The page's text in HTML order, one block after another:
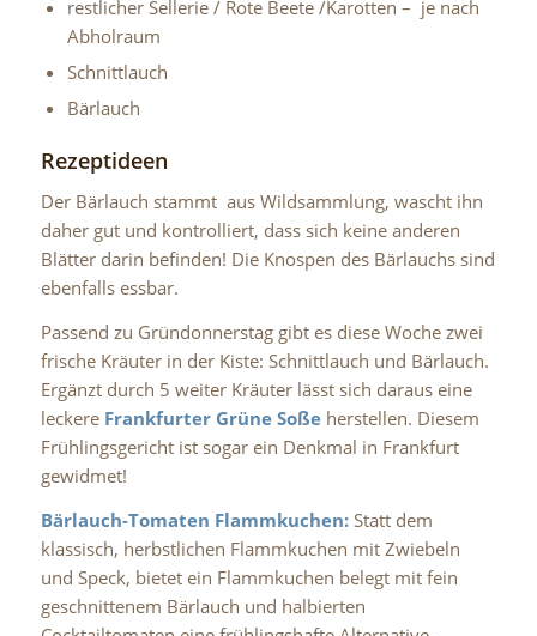
restlicher Sellerie / Rote Beete /Karotten – je nach
Abholraum
Schnittlauch
Bärlauch
Rezeptideen
Der Bärlauch stammt aus Wildsammlung, wascht ihn
daher gut und kontrolliert, dass sich keine anderen
Blätter darin befinden! Die Knospen des Bärlauchs sind
ebenfalls essbar.
Passend zu Gründonnerstag gibt es diese Woche zwei
frische Kräuter in der Kiste: Schnittlauch und Bärlauch.
Ergänzt durch 5 weiter Kräuter lässt sich daraus eine
leckere Frankfurter Grüne Soßeherstellen. Diesem
Frühlingsgericht ist sogar ein Denkmal in Frankfurt
gewidmet!
Bärlauch-Tomaten Flammkuchen:Statt dem
klassisch, herbstlichen Flammkuchen mit Zwiebeln
und Speck, bietet ein Flammkuchen belegt mit fein
geschnittenem Bärlauch und halbierten